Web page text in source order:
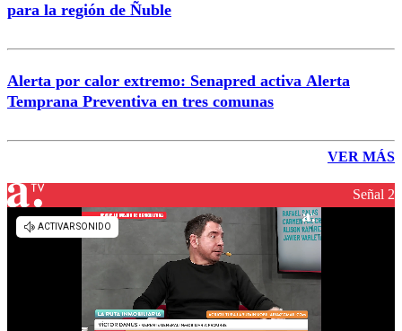
para la región de Ñuble
Alerta por calor extremo: Senapred activa Alerta
Temprana Preventiva en tres comunas
VER MÁS
Señal 2